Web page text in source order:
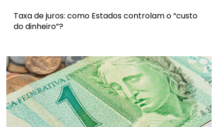
Taxa de juros: como Estados controlam o “custo
do dinheiro”?